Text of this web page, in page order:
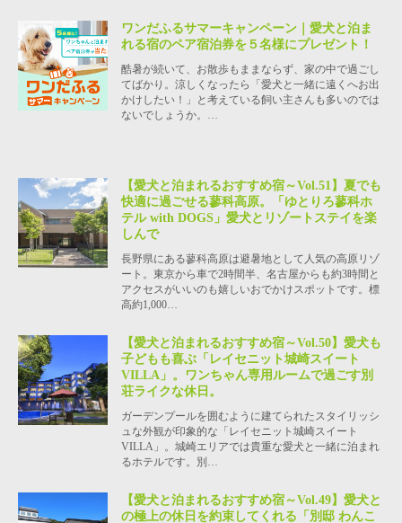
ワンだふるサマーキャンペーン｜愛犬と泊ま
れる宿のペア宿泊券を５名様にプレゼント！
酷暑が続いて、お散歩もままならず、家の中で過ごし
てばかり。涼しくなったら「愛犬と一緒に遠くへお出
かけしたい！」と考えている飼い主さんも多いのでは
ないでしょうか。…
【愛犬と泊まれるおすすめ宿～Vol.51】夏でも
快適に過ごせる蓼科高原。「ゆとりろ蓼科ホ
テル with DOGS」愛犬とリゾートステイを楽
しんで
長野県にある蓼科高原は避暑地として人気の高原リゾ
ート。東京から車で2時間半、名古屋からも約3時間と
アクセスがいいのも嬉しいおでかけスポットです。標
高約1,000…
【愛犬と泊まれるおすすめ宿～Vol.50】愛犬も
子どもも喜ぶ「レイセニット城崎スイート
VILLA」。ワンちゃん専用ルームで過ごす別
荘ライクな休日。
ガーデンプールを囲むように建てられたスタイリッシ
ュな外観が印象的な「レイセニット城崎スイート
VILLA」。城崎エリアでは貴重な愛犬と一緒に泊まれ
るホテルです。別…
【愛犬と泊まれるおすすめ宿～Vol.49】愛犬と
の極上の休日を約束してくれる「別邸 わんこ